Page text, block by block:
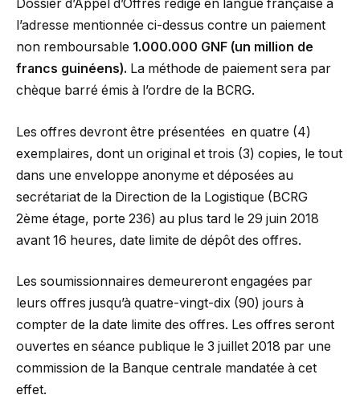
Dossier d’Appel d’Offres rédigé en langue française à
l’adresse mentionnée ci-dessus contre un paiement
non remboursable 1.000.000 GNF (un million de
francs guinéens). La méthode de paiement sera par
chèque barré émis à l’ordre de la BCRG.
Les offres devront être présentées en quatre (4)
exemplaires, dont un original et trois (3) copies, le tout
dans une enveloppe anonyme et déposées au
secrétariat de la Direction de la Logistique (BCRG
2ème étage, porte 236) au plus tard le 29 juin 2018
avant 16 heures, date limite de dépôt des offres.
Les soumissionnaires demeureront engagées par
leurs offres jusqu’à quatre-vingt-dix (90) jours à
compter de la date limite des offres. Les offres seront
ouvertes en séance publique le 3 juillet 2018 par une
commission de la Banque centrale mandatée à cet
effet.